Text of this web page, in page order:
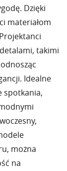
Dzięki
materiałom
takimi
Idealne
spotkania,
można
na